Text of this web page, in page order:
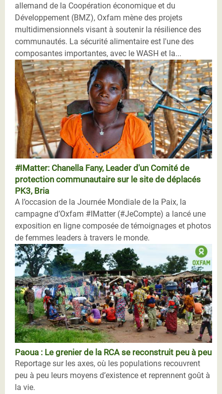
allemand de la Coopération économique et du
Développement (BMZ), Oxfam mène des projets
multidimensionnels visant à soutenir la résilience des
communautés. La sécurité alimentaire est l'une des
composantes importantes, avec le WASH et la...
#IMatter: Chanella Fany, Leader d'un Comité de
protection communautaire sur le site de déplacés
PK3, Bria
A l’occasion de la Journée Mondiale de la Paix, la
campagne d’Oxfam #IMatter (#JeCompte) a lancé une
exposition en ligne composée de témoignages et photos
de femmes leaders à travers le monde.
Paoua : Le grenier de la RCA se reconstruit peu à peu
Reportage sur les axes, où les populations recouvrent
peu à peu leurs moyens d’existence et reprennent goût à
la vie.